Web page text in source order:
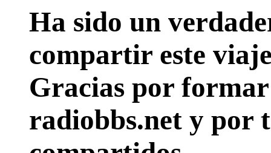
Ha sido un
compartir este
Gracias por
radiobbs.net y por